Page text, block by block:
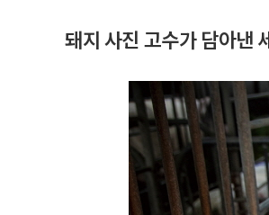
돼지 사진 고수가 담아낸